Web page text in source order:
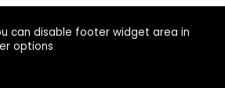
can disable footer widget area in
options